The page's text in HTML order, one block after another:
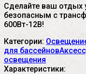
Сделайте ваш отдых
безопасным с
600Вт-12В!
Категории:
для бассейнов
освещения
Характеристики: